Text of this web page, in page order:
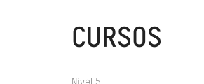
CURSOS